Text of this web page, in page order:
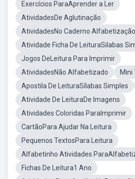
Exercícios ParaAprender a Ler
AtividadesDe Aglutinação
AtividadesNo Caderno Alfabetização
Atividade Ficha De LeituraSilabas
Jogos DeLeitura Para Imprimir
AtividadesNão Alfabetizado
Mini
Apostila De LeituraSílabas Simples
Atividade De LeituraDe Imagens
Atividades Coloridas ParaImprimir
CartãoPara Ajudar Na Leitura
Pequenos TextosPara Leitura
Alfabetinho Atividades
Fichas De Leitura1 Ano